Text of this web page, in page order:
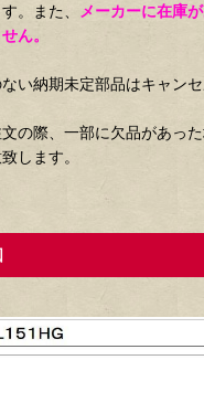
。また、
メーカーに在庫
ん。
い納期未定部品はキャンセ
文の際、一部に欠品があっ
します。